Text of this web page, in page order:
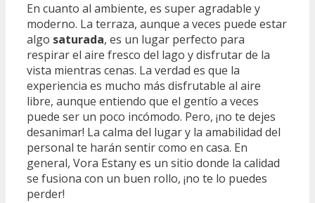
En cuanto al ambiente, es super agradable y
moderno. La terraza, aunque a veces puede estar
algo saturada, es un lugar perfecto para
respirar el aire fresco del lago y disfrutar de la
vista mientras cenas. La verdad es que la
experiencia es mucho más disfrutable al aire
libre, aunque entiendo que el gentío a veces
puede ser un poco incómodo. Pero, ¡no te dejes
desanimar! La calma del lugar y la amabilidad del
personal te harán sentir como en casa. En
general, Vora Estany es un sitio donde la calidad
se fusiona con un buen rollo, ¡no te lo puedes
perder!